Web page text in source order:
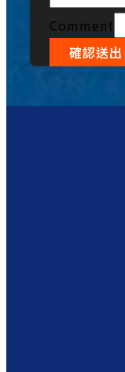
Comment
確認送出